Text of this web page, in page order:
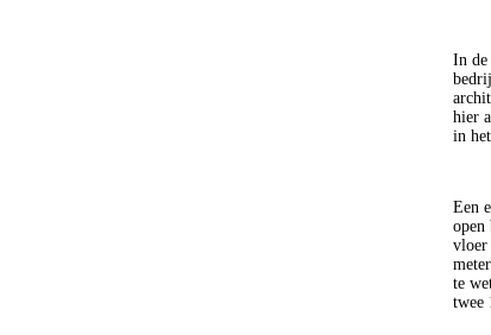
In de
hier
in
Een
open
vloer
te
twee